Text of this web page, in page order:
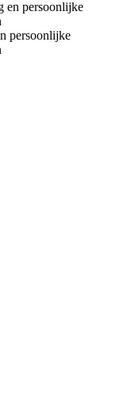
persoonlijke